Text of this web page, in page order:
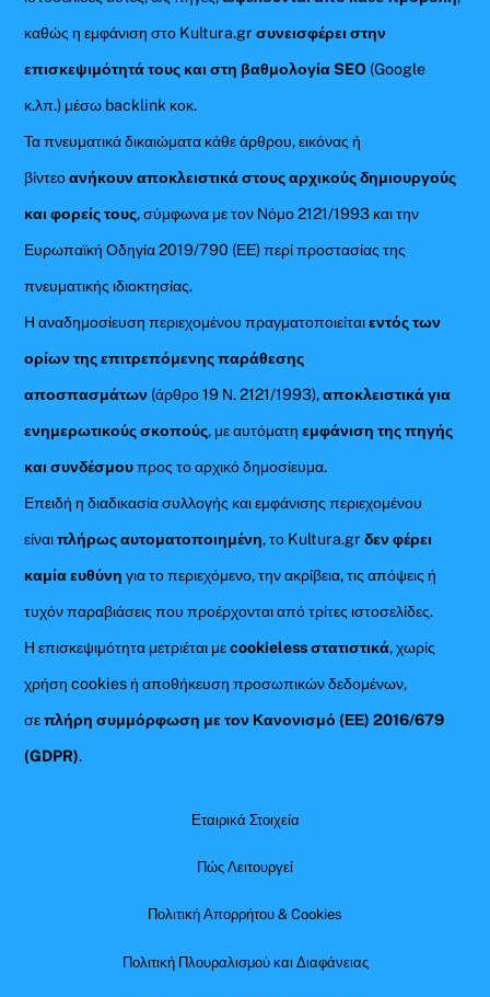
καθώς η εμφάνιση στο Kultura.gr συνεισφέρει στην
επισκεψιμότητά τους και στη βαθμολογία SEO (Google
κ.λπ.) μέσω backlink κοκ.
Τα πνευματικά δικαιώματα κάθε άρθρου, εικόνας ή
βίντεοανήκουν αποκλειστικά στους αρχικούς δημιουργούς
και φορείς τους, σύμφωνα με τον Νόμο 2121/1993 και την
Ευρωπαϊκή Οδηγία 2019/790 (ΕΕ) περί προστασίας της
πνευματικής ιδιοκτησίας.
Η αναδημοσίευση περιεχομένου πραγματοποιείταιεντός των
ορίων της επιτρεπόμενης παράθεσης
αποσπασμάτων (άρθρο 19 Ν. 2121/1993),αποκλειστικά για
ενημερωτικούς σκοπούς, με αυτόματηεμφάνιση της πηγής
και συνδέσμουπρος το αρχικό δημοσίευμα.
Επειδή η διαδικασία συλλογής και εμφάνισης περιεχομένου
είναιπλήρως αυτοματοποιημένη, το Kultura.grδεν φέρει
καμία ευθύνη για το περιεχόμενο, την ακρίβεια, τις απόψεις ή
τυχόν παραβιάσεις που προέρχονται από τρίτες ιστοσελίδες.
Η επισκεψιμότητα μετριέται μεcookieless στατιστικά, χωρίς
χρήση cookies ή αποθήκευση προσωπικών δεδομένων,
σεπλήρη συμμόρφωση με τον Κανονισμό (ΕΕ) 2016/679
(GDPR).
Εταιρικά Στοιχεία
Πώς Λειτουργεί
Πολιτική Απορρήτου & Cookies
Πολιτική Πλουραλισμού και Διαφάνειας